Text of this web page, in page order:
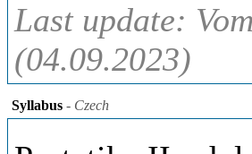
Last update:
(04.09.2023)
Syllabus - Czech